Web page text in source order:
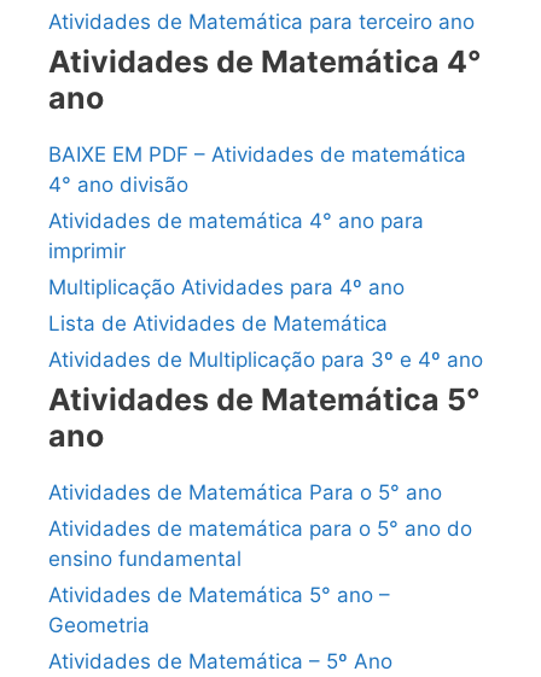
Atividades de Matemática para terceiro ano
Atividades de Matemática 4°
ano
BAIXE EM PDF – Atividades de matemática
4° ano divisão
Atividades de matemática 4° ano para
imprimir
Multiplicação Atividades para 4º ano
Lista de Atividades de Matemática
Atividades de Multiplicação para 3º e 4º ano
Atividades de Matemática 5°
ano
Atividades de Matemática Para o 5° ano
Atividades de matemática para o 5° ano do
ensino fundamental
Atividades de Matemática 5° ano –
Geometria
Atividades de Matemática – 5º Ano